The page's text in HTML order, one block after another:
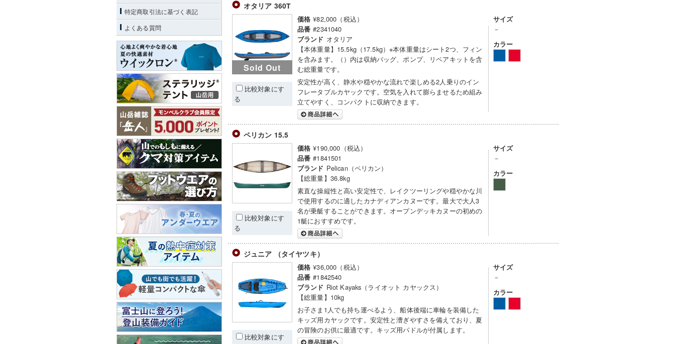
オタリア 360T
Sold Out
比較対象にす
る
価格 ¥82,000（税込）
品番 #2341040
ブランド オタリア
【本体重量】15.5kg（17.5kg）※本体重量はシート2つ、フィン
を含みます。（）内は収納バッグ、ポンプ、リペアキットを含
む総重量です。
安定性が高く、静水や穏やかな流れで楽しめる2人乗りのイン
フレータブルカヤックです。空気を入れて膨らませるため組み
立てやすく、コンパクトに収納できます。
サイズ
－
カラー
ペリカン 15.5
比較対象にす
る
価格 ¥190,000（税込）
品番 #1841501
ブランド Pelican（ペリカン）
【総重量】36.8kg
素直な操縦性と高い安定性で、レイクツーリングや穏やかな川
で使用するのに適したカナディアンカヌーです。最大で大人3
名が乗艇することができます。オープンデッキカヌーの初めの
1艇におすすめです。
サイズ
－
カラー
ジュニア （タイヤツキ）
比較対象にす
価格 ¥36,000（税込）
品番 #1842540
ブランド Riot Kayaks（ライオット カヤックス）
【総重量】10kg
お子さま1人でも持ち運べるよう、船体後端に車輪を装備した
キッズ用カヤックです。安定性と漕ぎやすさを備えており、夏
の冒険のお供に最適です。キッズ用パドルが付属します。
サイズ
－
カラー
特定商取引法に基づく表記
よくある質問